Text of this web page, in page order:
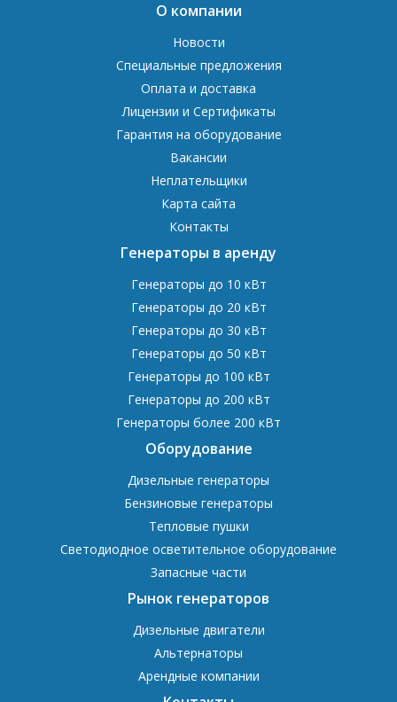
О компании
Новости
Специальные предложения
Оплата и доставка
Лицензии и Сертификаты
Гарантия на оборудование
Вакансии
Неплательщики
Карта сайта
Контакты
Генераторы в аренду
Генераторы до 10 кВт
Генераторы до 20 кВт
Генераторы до 30 кВт
Генераторы до 50 кВт
Генераторы до 100 кВт
Генераторы до 200 кВт
Генераторы более 200 кВт
Оборудование
Дизельные генераторы
Бензиновые генераторы
Тепловые пушки
Светодиодное осветительное оборудование
Запасные части
Рынок генераторов
Дизельные двигатели
Альтернаторы
Арендные компании